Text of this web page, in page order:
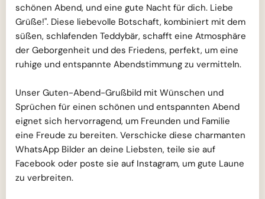
schönen Abend, und eine gute Nacht für dich. Liebe
Grüße!". Diese liebevolle Botschaft, kombiniert mit dem
süßen, schlafenden Teddybär, schafft eine Atmosphäre
der Geborgenheit und des Friedens, perfekt, um eine
ruhige und entspannte Abendstimmung zu vermitteln.
Unser Guten-Abend-Grußbild mit Wünschen und
Sprüchen für einen schönen und entspannten Abend
eignet sich hervorragend, um Freunden und Familie
eine Freude zu bereiten. Verschicke diese charmanten
WhatsApp Bilder an deine Liebsten, teile sie auf
Facebook oder poste sie auf Instagram, um gute Laune
zu verbreiten.